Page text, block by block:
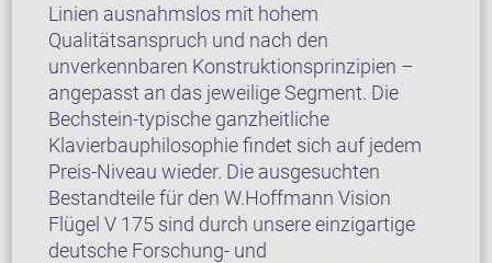
Linien ausnahmslos mit hohem
Qualitätsanspruch und nach den
unverkennbaren Konstruktionsprinzipien –
angepasst an das jeweilige Segment. Die
Bechstein-typische ganzheitliche
Klavierbauphilosophie findet sich auf jedem
Preis-Niveau wieder. Die ausgesuchten
Bestandteile für den W.Hoffmann Vision
Flügel V 175 sind durch unsere einzigartige
deutsche Forschung- und